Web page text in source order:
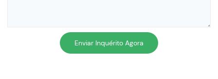
Enviar Inquérito Agora